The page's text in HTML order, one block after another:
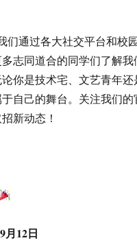
们通过各大社交平台和校
志同道合的同学们了解我
你是技术宅、文艺青年还
自己的舞台。关注我们的
新动态！
9月12日